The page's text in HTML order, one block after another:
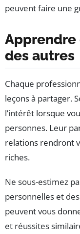
peuvent faire une
Apprendre
des autres
Chaque
leçons à partager.
l’intérêt lorsque
personnes. Leur
relations rendront
riches.
Ne sous-estimez
personnelles et
peuvent vous
et réussites